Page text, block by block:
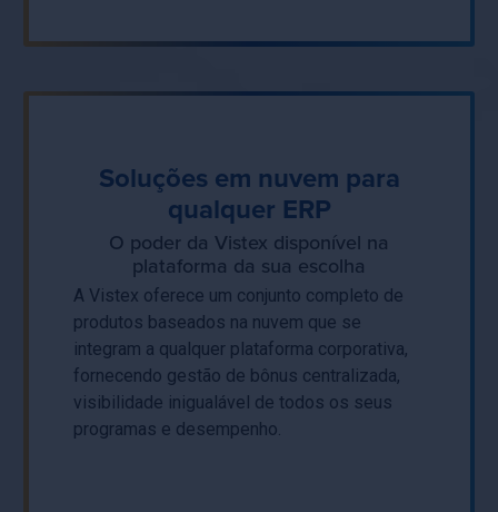
Soluções em nuvem para
qualquer ERP
O poder da Vistex disponível na
plataforma da sua escolha
A Vistex oferece um conjunto completo de
produtos baseados na nuvem que se
integram a qualquer plataforma corporativa,
fornecendo gestão de bônus centralizada,
visibilidade inigualável de todos os seus
programas e desempenho.